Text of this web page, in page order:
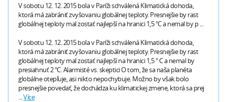
V sobotu 12. 12. 2015 bola v Paríži schválená Klimatická dohoda,
ktorá má zabrániť zvyšovaniu globálnej teploty. Presnejšie by rast
globálnej teploty mal zostať najlepší na hranici 1,5 °C a nemal by p ...
V sobotu 12. 12. 2015 bola v Paríži schválená Klimatická dohoda,
ktorá má zabrániť zvyšovaniu globálnej teploty. Presnejšie by rast
globálnej teploty mal zostať najlepší na hranici 1,5 ° C a nemal by
presiahnuť 2 °C. Alarmisté vs. skeptici O tom, že sa naša planéta
globálne otepľuje, asi nikto nepochybuje. Možno by však bolo
presnejšie povedať, že dochádza ku klimatickej zmene, ktorá sa prej
...Více